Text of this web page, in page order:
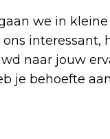
we in
naar jouw
je behoefte